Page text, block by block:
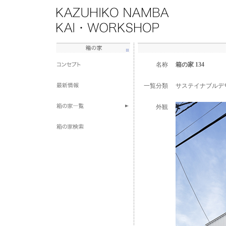
名称 箱の家 134
一覧分類 サステイナブルデ
外観